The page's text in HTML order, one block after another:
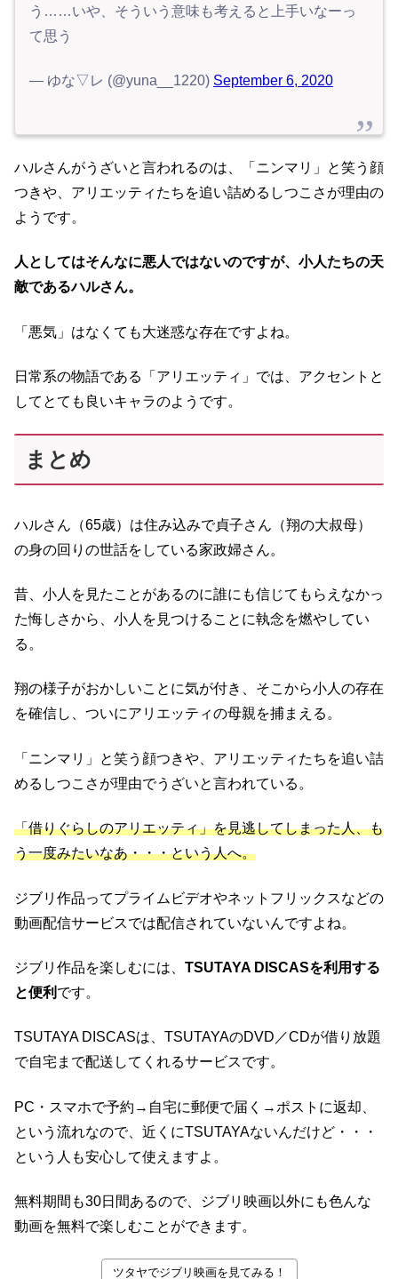
う……いや、そういう意味も考えると上手いなーっ
て思う
— ゆな▽レ (@yuna__1220) September 6, 2020
ハルさんがうざいと言われるのは、「ニンマリ」と笑う顔
つきや、アリエッティたちを追い詰めるしつこさが理由の
ようです。
人としてはそんなに悪人ではないのですが、小人たちの天
敵であるハルさん。
「悪気」はなくても大迷惑な存在ですよね。
日常系の物語である「アリエッティ」では、アクセントと
してとても良いキャラのようです。
まとめ
ハルさん（65歳）は住み込みで貞子さん（翔の大叔母）
の身の回りの世話をしている家政婦さん。
昔、小人を見たことがあるのに誰にも信じてもらえなかっ
た悔しさから、小人を見つけることに執念を燃やしてい
る。
翔の様子がおかしいことに気が付き、そこから小人の存在
を確信し、ついにアリエッティの母親を捕まえる。
「ニンマリ」と笑う顔つきや、アリエッティたちを追い詰
めるしつこさが理由でうざいと言われている。
「借りぐらしのアリエッティ」を見逃してしまった人、も
う一度みたいなあ・・・という人へ。
ジブリ作品ってプライムビデオやネットフリックスなどの
動画配信サービスでは配信されていないんですよね。
ジブリ作品を楽しむには、 TSUTAYA DISCASを利用する
と便利 です。
TSUTAYA DISCASは、TSUTAYAのDVD／CDが借り放題
で自宅まで配送してくれるサービスです。
PC・スマホで予約→自宅に郵便で届く→ポストに返却、
という流れなので、近くにTSUTAYAないんだけど・・・
という人も安心して使えますよ。
無料期間も30日間あるので、ジブリ映画以外にも色んな
動画を無料で楽しむことができます。
ツタヤでジブリ映画を見てみる！